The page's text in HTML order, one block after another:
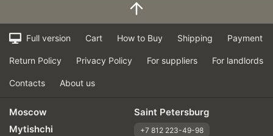
Full version Cart How to Buy Shipping Payment
Return Policy Privacy Policy For suppliers For landlords
Contacts About us
Moscow
Mytishchi
Saint Petersburg
+7 812 223-49-98